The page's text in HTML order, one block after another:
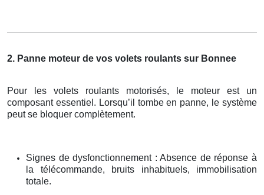
2. Panne moteur de vos volets roulants sur Bonnee
Pour les volets roulants motorisés, le moteur est un
composant essentiel. Lorsqu’il tombe en panne, le système
peut se bloquer complètement.
Signes de dysfonctionnement : Absence de réponse à
la télécommande, bruits inhabituels, immobilisation
totale.